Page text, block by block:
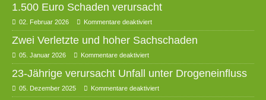
1.500 Euro Schaden verursacht
02. Februar 2026 Kommentare deaktiviert
Zwei Verletzte und hoher Sachschaden
05. Januar 2026 Kommentare deaktiviert
23-Jährige verursacht Unfall unter Drogeneinfluss
05. Dezember 2025 Kommentare deaktiviert